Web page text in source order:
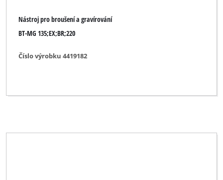
Nástroj pro broušení a gravírování
BT-MG 135;EX;BR;220
Číslo výrobku 4419182